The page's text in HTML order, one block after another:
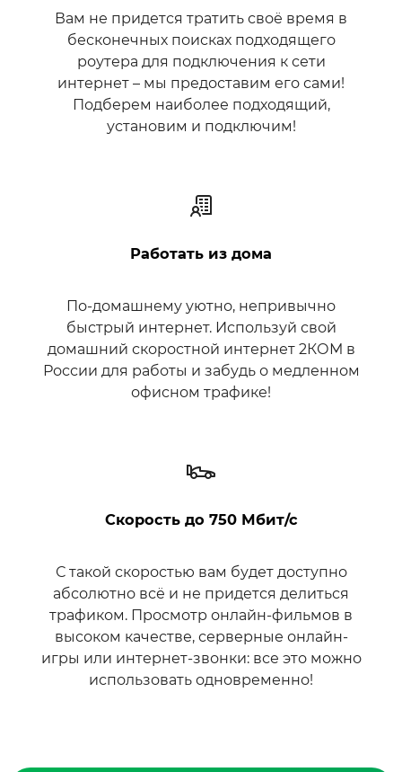
Вам не придется тратить своё время в
бесконечных поисках подходящего
роутера для подключения к сети
интернет – мы предоставим его сами!
Подберем наиболее подходящий,
установим и подключим!
Работать из дома
По-домашнему уютно, непривычно
быстрый интернет. Используй свой
домашний скоростной интернет 2КОМ в
России для работы и забудь о медленном
офисном трафике!
Скорость до 750 Мбит/с
С такой скоростью вам будет доступно
абсолютно всё и не придется делиться
трафиком. Просмотр онлайн-фильмов в
высоком качестве, серверные онлайн-
игры или интернет-звонки: все это можно
использовать одновременно!